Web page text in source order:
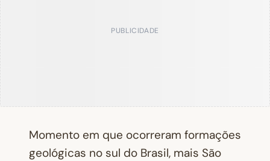
PUBLICIDADE
Momento em que ocorreram formações
geológicas no sul do Brasil, mais São